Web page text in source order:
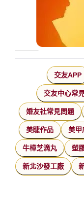
交友APP
交友中心常
婚友社常見問題
美睫作品 美甲
牛樟芝滴丸 塑
新北沙發工廠